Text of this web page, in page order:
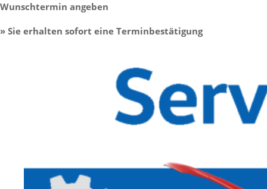
Wunschtermin angeben
» Sie erhalten sofort eine Terminbestätigung